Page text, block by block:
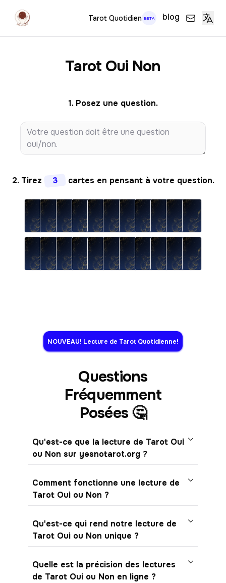
Tarot Quotidien BETA blog
Tarot Oui Non
1. Posez une question.
2. Tirez 3 cartes en pensant à votre question.
NOUVEAU! Lecture de Tarot Quotidienne!
Questions
Fréquemment
Posées 🤔
Qu'est-ce que la lecture de Tarot Oui
ou Non sur yesnotarot.org ?
Comment fonctionne une lecture de
Tarot Oui ou Non ?
Qu'est-ce qui rend notre lecture de
Tarot Oui ou Non unique ?
Quelle est la précision des lectures
de Tarot Oui ou Non en ligne ?